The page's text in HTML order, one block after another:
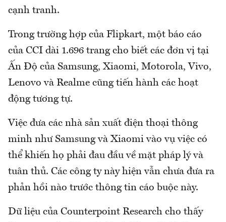
cạnh tranh.
Trong trường hợp của Flipkart, một báo cáo
của CCI dài 1.696 trang cho biết các đơn vị tại
Ấn Độ của Samsung, Xiaomi, Motorola, Vivo,
Lenovo và Realme cũng tiến hành các hoạt
động tương tự.
Việc đưa các nhà sản xuất điện thoại thông
minh như Samsung và Xiaomi vào vụ việc có
thể khiến họ phải đau đầu về mặt pháp lý và
tuân thủ. Các công ty này hiện vẫn chưa đưa ra
phản hồi nào trước thông tin cáo buộc này.
Dữ liệu của Counterpoint Research cho thấy